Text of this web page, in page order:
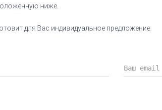
ниже.
для Вас индивидуальное предложение.